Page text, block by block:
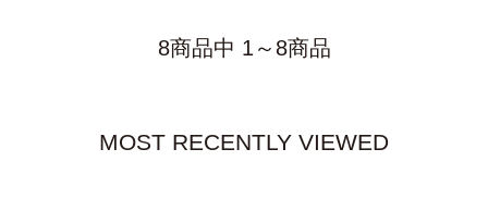
8商品中 1～8商品
MOST RECENTLY VIEWED